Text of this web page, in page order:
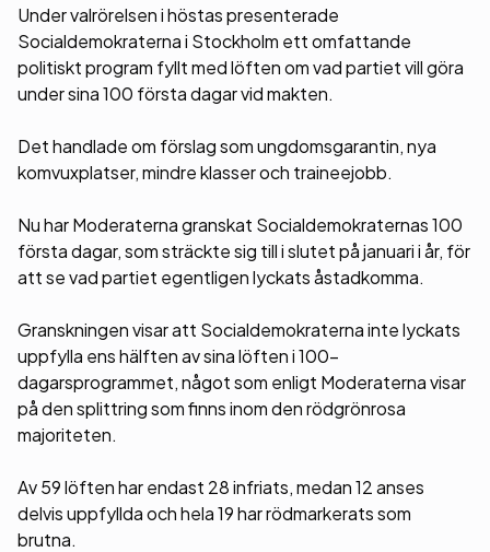
Under valrörelsen i höstas presenterade
Socialdemokraterna i Stockholm ett omfattande
politiskt program fyllt med löften om vad partiet vill göra
under sina 100 första dagar vid makten.
Det handlade om förslag som ungdomsgarantin, nya
komvuxplatser, mindre klasser och traineejobb.
Nu har Moderaterna granskat Socialdemokraternas 100
första dagar, som sträckte sig till i slutet på januari i år, för
att se vad partiet egentligen lyckats åstadkomma.
Granskningen visar att Socialdemokraterna inte lyckats
uppfylla ens hälften av sina löften i 100-
dagarsprogrammet, något som enligt Moderaterna visar
på den splittring som finns inom den rödgrönrosa
majoriteten.
Av 59 löften har endast 28 infriats, medan 12 anses
delvis uppfyllda och hela 19 har rödmarkerats som
brutna.